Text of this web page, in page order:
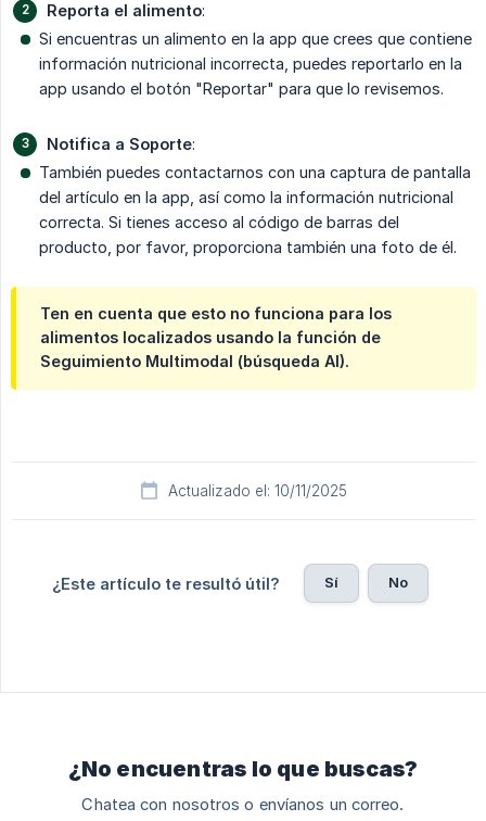
Reporta el alimento:
Si encuentras un alimento en la app que crees que contiene
información nutricional incorrecta, puedes reportarlo en la
app usando el botón "Reportar" para que lo revisemos.
Notifica a Soporte:
También puedes contactarnos con una captura de pantalla
del artículo en la app, así como la información nutricional
correcta. Si tienes acceso al código de barras del
producto, por favor, proporciona también una foto de él.
Ten en cuenta que esto no funciona para los
alimentos localizados usando la función de
Seguimiento Multimodal (búsqueda AI).
Actualizado el: 10/11/2025
¿Este artículo te resultó útil? Sí No
¿No encuentras lo que buscas?
Chatea con nosotros o envíanos un correo.